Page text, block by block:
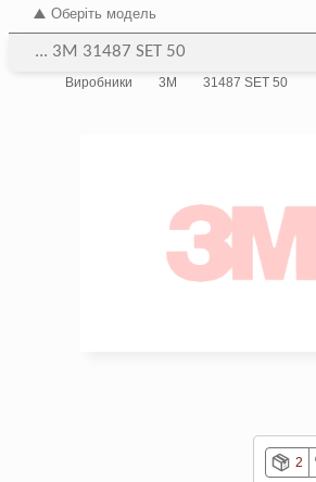
Оберіть модель
... 3M 31487 SET 50
Виробники 3M 31487 SET 50
2